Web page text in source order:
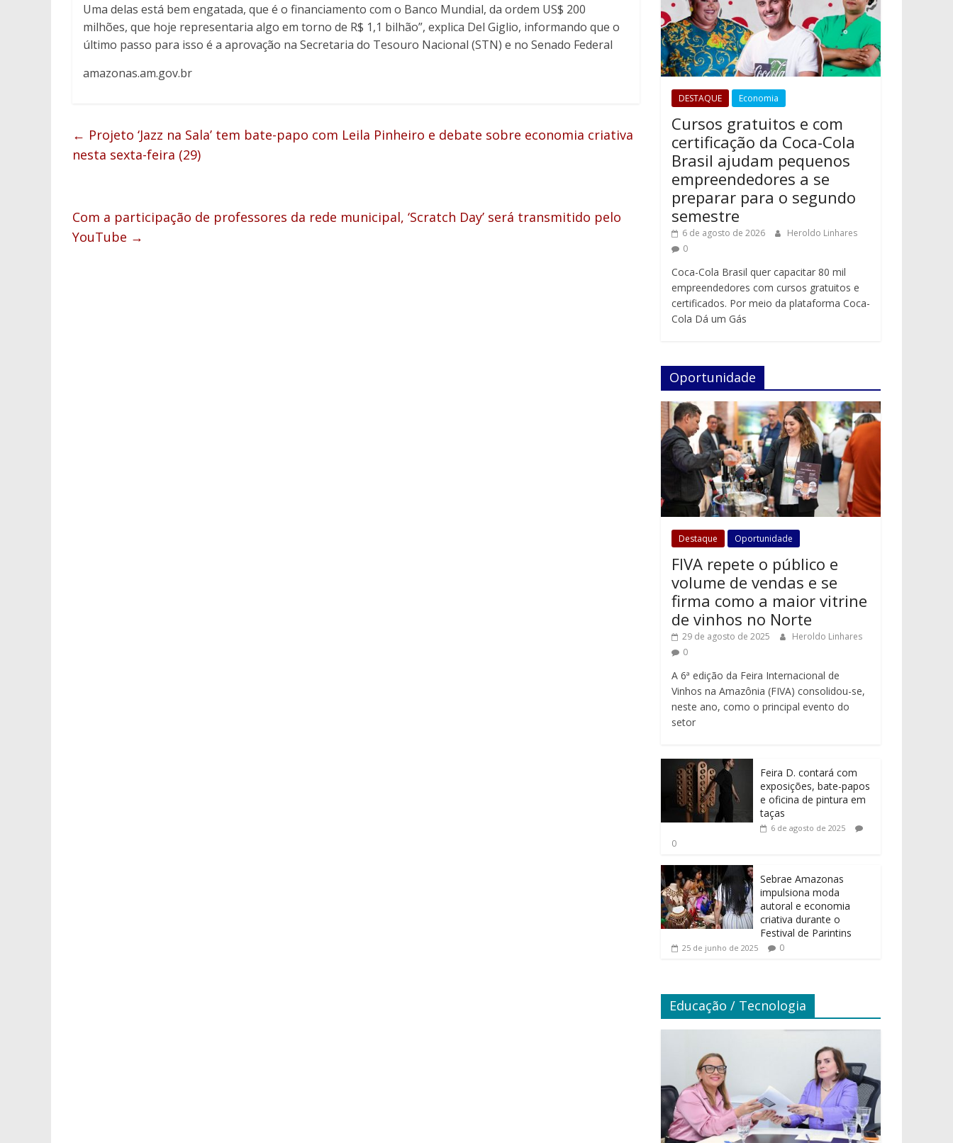
Uma delas está bem engatada, que é o financiamento com o Banco Mundial, da ordem US$ 200
milhões, que hoje representaria algo em torno de R$ 1,1 bilhão”, explica Del Giglio, informando que o
último passo para isso é a aprovação na Secretaria do Tesouro Nacional (STN) e no Senado Federal
amazonas.am.gov.br
← Projeto ‘Jazz na Sala’ tem bate-papo com Leila Pinheiro e debate sobre economia criativa
nesta sexta-feira (29)
Com a participação de professores da rede municipal, ‘Scratch Day’ será transmitido pelo
YouTube →
DESTAQUE Economia
Cursos gratuitos e com
certificação da Coca-Cola
Brasil ajudam pequenos
empreendedores a se
preparar para o segundo
semestre
6 de agosto de 2026
Heroldo Linhares
0
Coca-Cola Brasil quer capacitar 80 mil
empreendedores com cursos gratuitos e
certificados. Por meio da plataforma Coca-
Cola Dá um Gás
Oportunidade
Destaque Oportunidade
FIVA repete o público e
volume de vendas e se
firma como a maior vitrine
de vinhos no Norte
29 de agosto de 2025
Heroldo Linhares
0
A 6ª edição da Feira Internacional de
Vinhos na Amazônia (FIVA) consolidou-se,
neste ano, como o principal evento do
setor
Feira D. contará com
exposições, bate-papos
e oficina de pintura em
taças
6 de agosto de 2025
0
Sebrae Amazonas
impulsiona moda
autoral e economia
criativa durante o
Festival de Parintins
25 de junho de 2025 0
Educação / Tecnologia